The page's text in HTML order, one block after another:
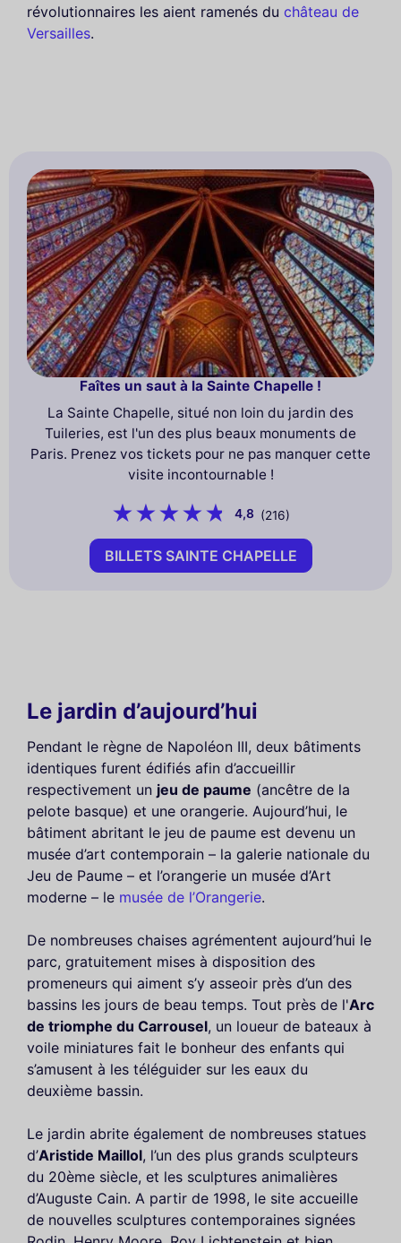
révolutionnaires les aient ramenés du château de
Versailles.
Faîtes un saut à la Sainte Chapelle !
La Sainte Chapelle, situé non loin du jardin des
Tuileries, est l'un des plus beaux monuments de
Paris. Prenez vos tickets pour ne pas manquer cette
visite incontournable !
4,8 (216)
BILLETS SAINTE CHAPELLE
Le jardin d’aujourd’hui
Pendant le règne de Napoléon III, deux bâtiments
identiques furent édifiés afin d’accueillir
respectivement un jeu de paume (ancêtre de la
pelote basque) et une orangerie. Aujourd’hui, le
bâtiment abritant le jeu de paume est devenu un
musée d’art contemporain – la galerie nationale du
Jeu de Paume – et l’orangerie un musée d’Art
moderne – le musée de l’Orangerie.
De nombreuses chaises agrémentent aujourd’hui le
parc, gratuitement mises à disposition des
promeneurs qui aiment s’y asseoir près d’un des
bassins les jours de beau temps. Tout près de l'Arc
de triomphe du Carrousel, un loueur de bateaux à
voile miniatures fait le bonheur des enfants qui
s’amusent à les téléguider sur les eaux du
deuxième bassin.
Le jardin abrite également de nombreuses statues
d’Aristide Maillol, l’un des plus grands sculpteurs
du 20ème siècle, et les sculptures animalières
d’Auguste Cain. A partir de 1998, le site accueille
de nouvelles sculptures contemporaines signées